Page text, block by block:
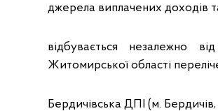
джерела виплачених доходів
відбувається незалежно
Житомирської області
Бердичівська ДПІ (м.